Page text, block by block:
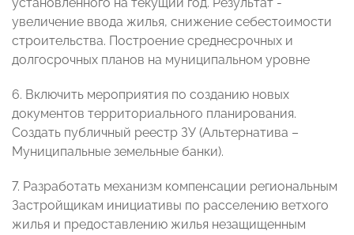
увеличение ввода жилья, снижение себестоимости
строительства. Построение среднесрочных и
долгосрочных планов на муниципальном уровне
6. Включить мероприятия по созданию новых
документов территориального планирования.
Создать публичный реестр ЗУ (Альтернатива –
Муниципальные земельные банки).
7. Разработать механизм компенсации региональным
Застройщикам инициативы по расселению ветхого
жилья и предоставлению жилья незащищенным